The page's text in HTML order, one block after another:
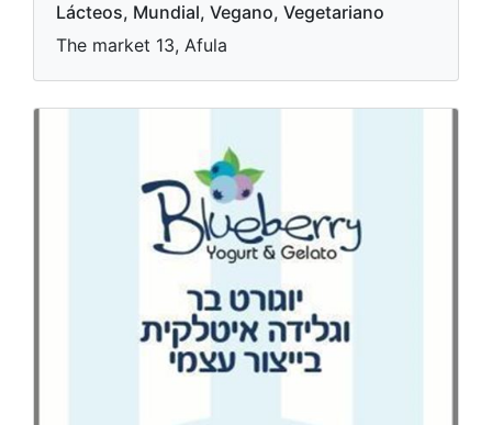
Lácteos, Mundial, Vegano, Vegetariano
The market 13, Afula